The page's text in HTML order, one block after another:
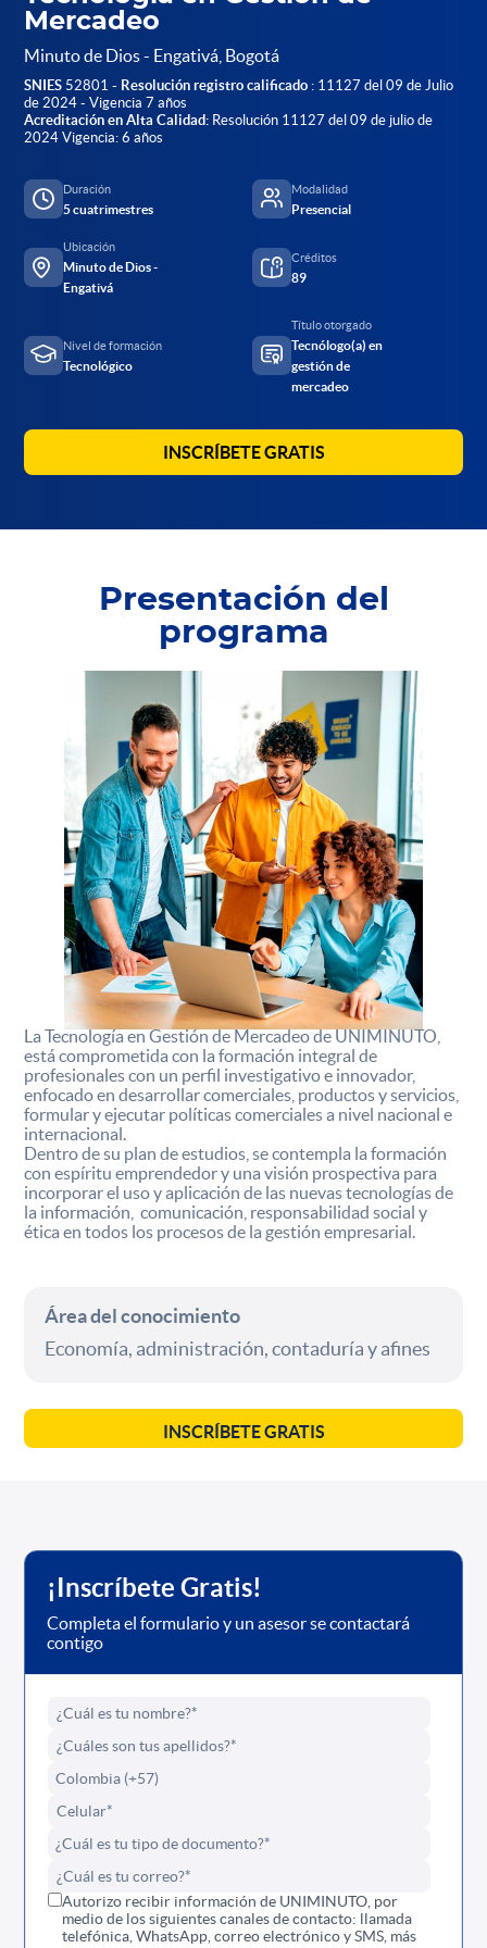
Mercadeo
Minuto de Dios - Engativá, Bogotá
SNIES 52801 - Resolución registro calificado : 11127 del 09 de Julio
de 2024 - Vigencia 7 años
Acreditación en Alta Calidad: Resolución 11127 del 09 de julio de
2024 Vigencia: 6 años
Duración
5 cuatrimestres
Modalidad
Presencial
Ubicación
Minuto de Dios -
Engativá
Créditos
89
Nivel de formación
Tecnológico
Título otorgado
Tecnólogo(a) en
gestión de
mercadeo
INSCRÍBETE GRATIS
Presentación del
programa
La Tecnología en Gestión de Mercadeo de UNIMINUTO,
está comprometida con la formación integral de
profesionales con un perfil investigativo e innovador,
enfocado en desarrollar comerciales, productos y servicios,
formular y ejecutar políticas comerciales a nivel nacional e
internacional.
Dentro de su plan de estudios, se contempla la formación
con espíritu emprendedor y una visión prospectiva para
incorporar el uso y aplicación de las nuevas tecnologías de
la información, comunicación, responsabilidad social y
ética en todos los procesos de la gestión empresarial.
Área del conocimiento
Economía, administración, contaduría y afines
INSCRÍBETE GRATIS
¡Inscríbete Gratis!
Completa el formulario y un asesor se contactará
contigo
Autorizo recibir información de UNIMINUTO, por
medio de los siguientes canales de contacto: llamada
telefónica, WhatsApp, correo electrónico y SMS, más